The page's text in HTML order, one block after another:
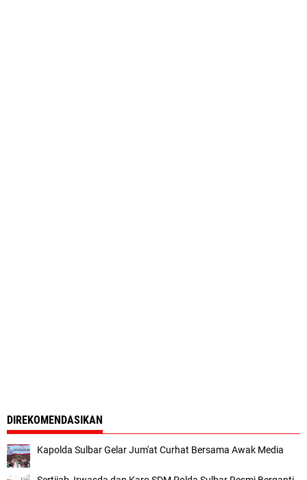
DIREKOMENDASIKAN
Kapolda Sulbar Gelar Jum'at Curhat Bersama Awak Media